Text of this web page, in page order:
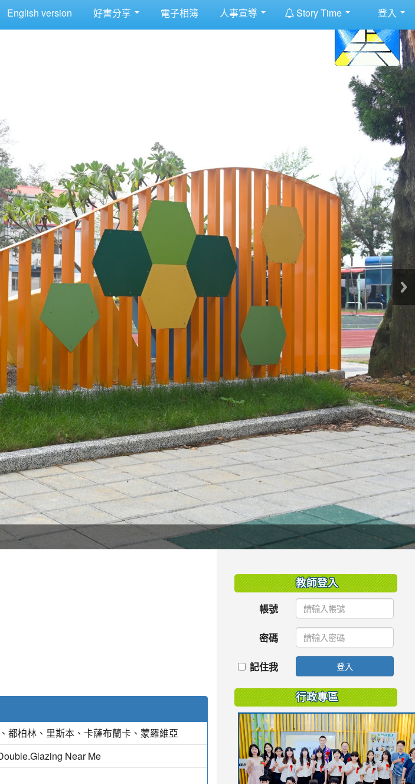
English version 好書分享 電子相簿 人事宣導 Story Time 登入
都柏林、里斯本、卡薩布蘭卡、蒙羅維亞
Near Me
教師登入
帳號
密碼
記住我 登入
行政專區